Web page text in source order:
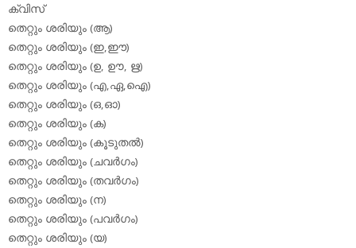
ക്വിസ്
തെറ്റും ശരിയും (ആ)
തെറ്റും ശരിയും (ഇ,ഈ)
തെറ്റും ശരിയും (ഉ, ഊ, ഋ)
തെറ്റും ശരിയും (എ,ഏ,ഐ)
തെറ്റും ശരിയും (ഒ,ഓ)
തെറ്റും ശരിയും (ക)
തെറ്റും ശരിയും (കൂടുതല്‍)
തെറ്റും ശരിയും (ചവര്‍ഗം)
തെറ്റും ശരിയും (തവര്‍ഗം)
തെറ്റും ശരിയും (ന)
തെറ്റും ശരിയും (പവര്‍ഗം)
തെറ്റും ശരിയും (യ)